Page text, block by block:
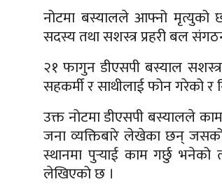
नोटमा बस्यालले आफ्नो मृत्युको
सदस्य तथा सशस्त्र प्रहरी बल
२१ फागुन डीएसपी बस्याल
सहकर्मी र साथीलाई फोन गरेको र
उक्त नोटमा डीएसपी बस्यालले
जना व्यक्तिबारे लेखेका छन्
स्थानमा पुर्‍याई काम गर्छु
लेखिएको छ ।